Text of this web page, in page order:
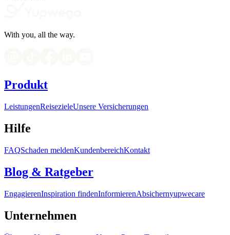
With you, all the way.
Produkt
LeistungenReisezieleUnsere Versicherungen
Hilfe
FAQSchaden meldenKundenbereichKontakt
Blog & Ratgeber
EngagierenInspiration findenInformierenAbsichernyupwecare
Unternehmen